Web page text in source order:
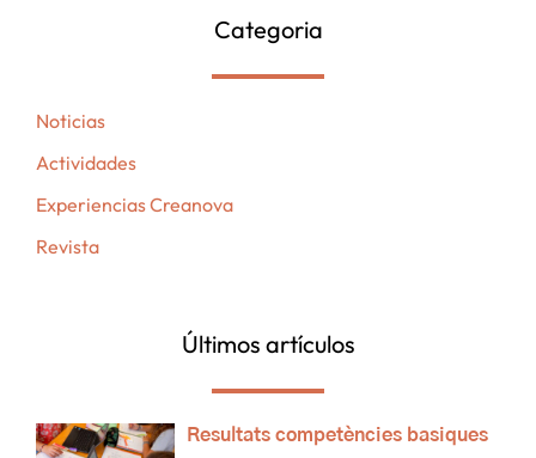
Categoria
Noticias
Actividades
Experiencias Creanova
Revista
Últimos artículos
Resultats competències basiques